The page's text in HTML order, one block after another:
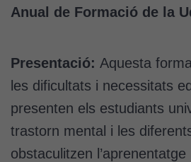
Anual de Formació de la
Presentació: Aquesta
les dificultats i necessitats
presenten els estudiants
trastorn mental i les
obstaculitzen